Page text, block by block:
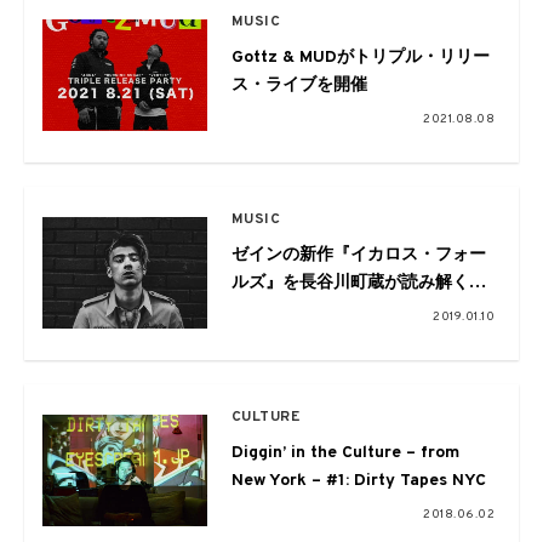
MUSIC
Gottz & MUDがトリプル・リリー
ス・ライブを開催
2021.08.08
MUSIC
ゼインの新作『イカロス・フォー
ルズ』を長谷川町蔵が読み解く。
本作に託したであろう彼の思いと
2019.01.10
CULTURE
Diggin’ in the Culture – from
New York – #1: Dirty Tapes NYC
2018.06.02